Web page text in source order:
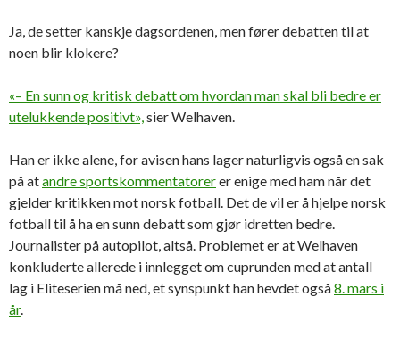
Ja, de setter kanskje dagsordenen, men fører debatten til at
noen blir klokere?
«– En sunn og kritisk debatt om hvordan man skal bli bedre er
utelukkende positivt»,sier Welhaven.
Han er ikke alene, for avisen hans lager naturligvis også en sak
på atandre sportskommentatorerer enige med ham når det
gjelder kritikken mot norsk fotball. Det de vil er å hjelpe norsk
fotball til å ha en sunn debatt som gjør idretten bedre.
Journalister på autopilot, altså. Problemet er at Welhaven
konkluderte allerede i innlegget om cuprunden med at antall
lag i Eliteserien må ned, et synspunkt han hevdet også8. mars i
år.